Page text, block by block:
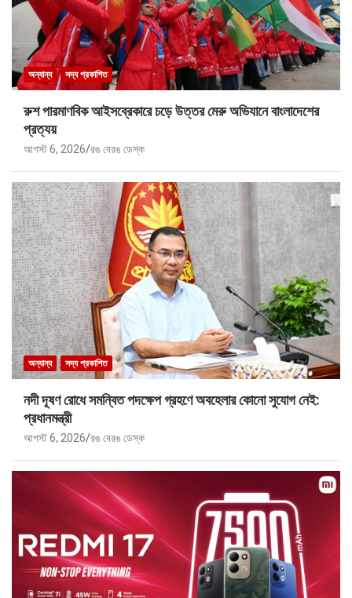
অন্যান্য সদ্য প্রকাশিত
রুশ পারমাণবিক আইসব্রেকারে চড়ে উত্তর মেরু অভিযানে বাংলাদেশের
প্রত্যয়
আগস্ট 6, 2026 রঙ বেরঙ ডেস্ক
অন্যান্য সদ্য প্রকাশিত
নদী দূষণ রোধে সমন্বিত পদক্ষেপ গ্রহণে অবহেলার কোনো সুযোগ নেই:
প্রধানমন্ত্রী
আগস্ট 6, 2026 রঙ বেরঙ ডেস্ক